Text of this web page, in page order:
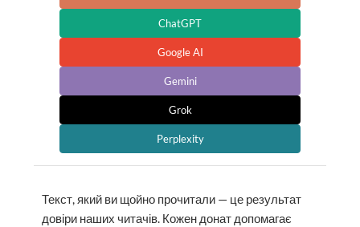
ChatGPT
Google AI
Gemini
Grok
Perplexity
Текст, який ви щойно прочитали — це результат
довіри наших читачів. Кожен донат допомагає